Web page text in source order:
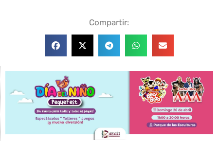
Compartir: